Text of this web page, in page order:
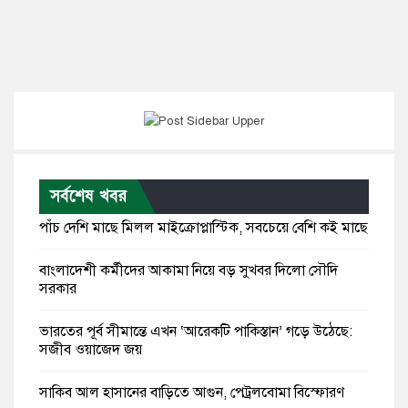
সর্বশেষ খবর
পাঁচ দেশি মাছে মিলল মাইক্রোপ্লাস্টিক, সবচেয়ে বেশি কই মাছে
বাংলাদেশী কর্মীদের আকামা নিয়ে বড় সুখবর দিলো সৌদি
সরকার
ভারতের পূর্ব সীমান্তে এখন ‘আরেকটি পাকিস্তান’ গড়ে উঠেছে:
সজীব ওয়াজেদ জয়
সাকিব আল হাসানের বাড়িতে আগুন, পেট্রলবোমা বিস্ফোরণ